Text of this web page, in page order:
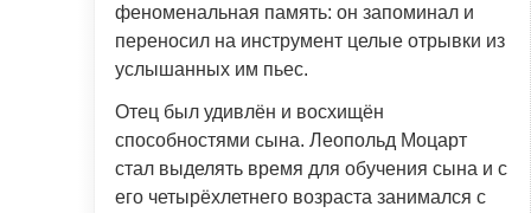
феноменальная память: он запоминал и
переносил на инструмент целые отрывки из
услышанных им пьес.
Отец был удивлён и восхищён
способностями сына. Леопольд Моцарт
стал выделять время для обучения сына и с
его четырёхлетнего возраста занимался с